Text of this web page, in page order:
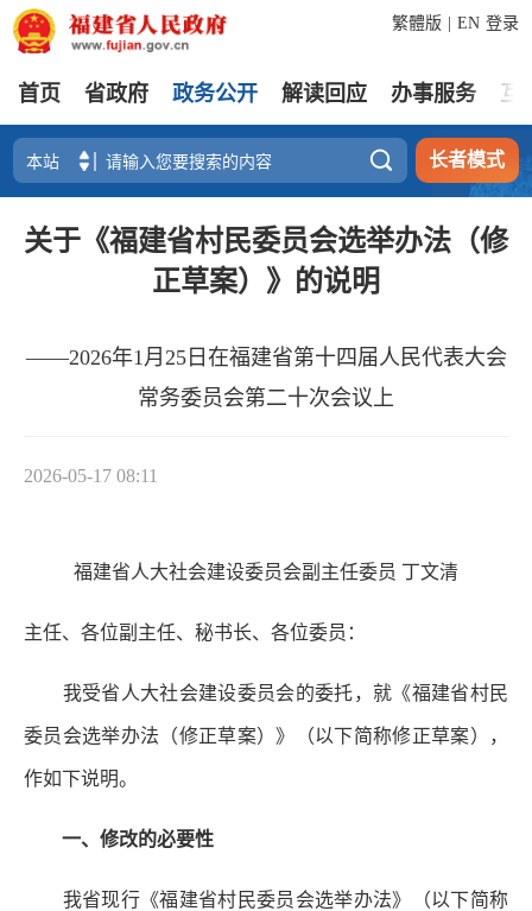
登录
繁體版 EN
首页 省政府 政务公开 解读回应 办事服务 互
 长者模式
关于《福建省村民委员会选举办法（修
正草案）》的说明
——2026年1月25日在福建省第十四届人民代表大会
常务委员会第二十次会议上
2026-05-17 08:11
福建省人大社会建设委员会副主任委员 丁文清
主任、各位副主任、秘书长、各位委员：
我受省人大社会建设委员会的委托，就《福建省村民
委员会选举办法（修正草案）》（以下简称修正草案），
作如下说明。
一、修改的必要性
我省现行《福建省村民委员会选举办法》（以下简称